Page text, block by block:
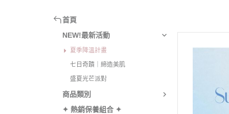
盛夏光芒派對 青
面
肌
首頁
NEW!最新活動
夏季降溫計畫
七日奇蹟｜締造美肌
盛夏光芒派對
商品類別
✦ 熱銷保養組合 ✦